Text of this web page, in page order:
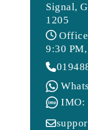
Signal,
1205
Office
9:30
IMO: